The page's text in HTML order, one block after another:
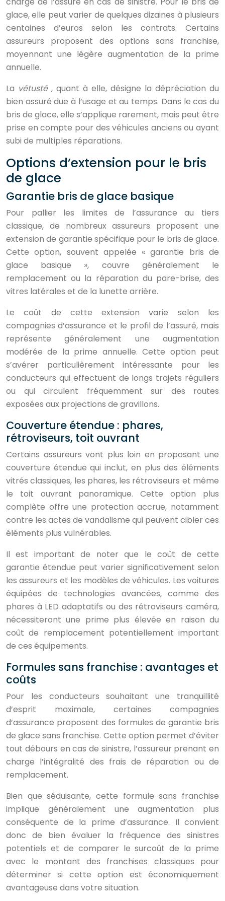
glace, elle peut varier de quelques dizaines à plusieurs
centaines d’euros selon les contrats. Certains
assureurs proposent des options sans franchise,
moyennant une légère augmentation de la prime
annuelle.
La vétusté , quant à elle, désigne la dépréciation du
bien assuré due à l’usage et au temps. Dans le cas du
bris de glace, elle s’applique rarement, mais peut être
prise en compte pour des véhicules anciens ou ayant
subi de multiples réparations.
Options d’extension pour le bris
de glace
Garantie bris de glace basique
Pour pallier les limites de l’assurance au tiers
classique, de nombreux assureurs proposent une
extension de garantie spécifique pour le bris de glace.
Cette option, souvent appelée « garantie bris de
glace basique », couvre généralement le
remplacement ou la réparation du pare-brise, des
vitres latérales et de la lunette arrière.
Le coût de cette extension varie selon les
compagnies d’assurance et le profil de l’assuré, mais
représente généralement une augmentation
modérée de la prime annuelle. Cette option peut
s’avérer particulièrement intéressante pour les
conducteurs qui effectuent de longs trajets réguliers
ou qui circulent fréquemment sur des routes
exposées aux projections de gravillons.
Couverture étendue : phares,
rétroviseurs, toit ouvrant
Certains assureurs vont plus loin en proposant une
couverture étendue qui inclut, en plus des éléments
vitrés classiques, les phares, les rétroviseurs et même
le toit ouvrant panoramique. Cette option plus
complète offre une protection accrue, notamment
contre les actes de vandalisme qui peuvent cibler ces
éléments plus vulnérables.
Il est important de noter que le coût de cette
garantie étendue peut varier significativement selon
les assureurs et les modèles de véhicules. Les voitures
équipées de technologies avancées, comme des
phares à LED adaptatifs ou des rétroviseurs caméra,
nécessiteront une prime plus élevée en raison du
coût de remplacement potentiellement important
de ces équipements.
Formules sans franchise : avantages et
coûts
Pour les conducteurs souhaitant une tranquillité
d’esprit maximale, certaines compagnies
d’assurance proposent des formules de garantie bris
de glace sans franchise. Cette option permet d’éviter
tout débours en cas de sinistre, l’assureur prenant en
charge l’intégralité des frais de réparation ou de
remplacement.
Bien que séduisante, cette formule sans franchise
implique généralement une augmentation plus
conséquente de la prime d’assurance. Il convient
donc de bien évaluer la fréquence des sinistres
potentiels et de comparer le surcoût de la prime
avec le montant des franchises classiques pour
déterminer si cette option est économiquement
avantageuse dans votre situation.